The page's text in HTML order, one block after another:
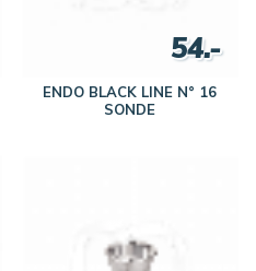
ENDO BLACK LINE N° 16
SONDE
54.-